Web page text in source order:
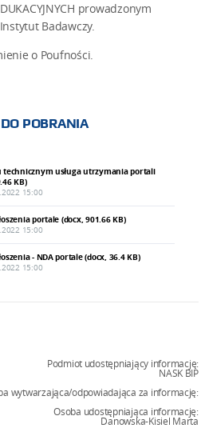
prowadzonym
Badawczy.
o Poufności.
POBRANIA
technicznym usługa utrzymania portali
KB)
15:00
portale (docx, 901.66 KB)
15:00
- NDA portale (docx, 36.4 KB)
15:00
Podmiot udostępniający informację:
NASK BIP
wytwarzająca/odpowiadająca za informację:
Osoba udostępniająca informację:
Danowska-Kisiel Marta